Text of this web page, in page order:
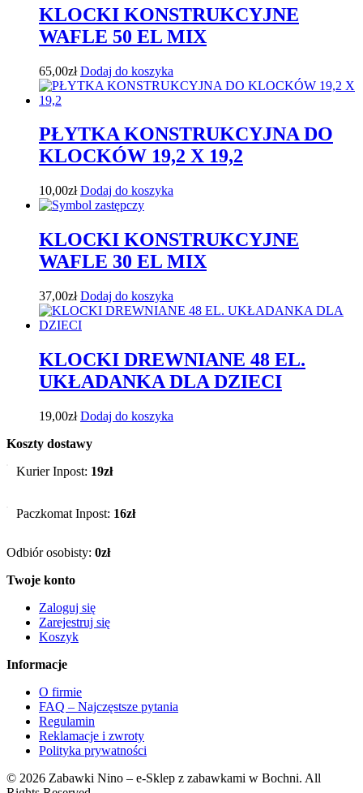
KLOCKI KONSTRUKCYJNE
WAFLE 50 EL MIX
65,00zł Dodaj do koszyka
PŁYTKA KONSTRUKCYJNA DO
KLOCKÓW 19,2 X 19,2
10,00zł Dodaj do koszyka
KLOCKI KONSTRUKCYJNE
WAFLE 30 EL MIX
37,00zł Dodaj do koszyka
KLOCKI DREWNIANE 48 EL.
UKŁADANKA DLA DZIECI
19,00zł Dodaj do koszyka
Koszty dostawy
Kurier Inpost: 19zł
Paczkomat Inpost: 16zł
Odbiór osobisty: 0zł
Twoje konto
Zaloguj się
Zarejestruj się
Koszyk
Informacje
O firmie
FAQ – Najczęstsze pytania
Regulamin
Reklamacje i zwroty
Polityka prywatności
© 2026 Zabawki Nino – e-Sklep z zabawkami w Bochni. All